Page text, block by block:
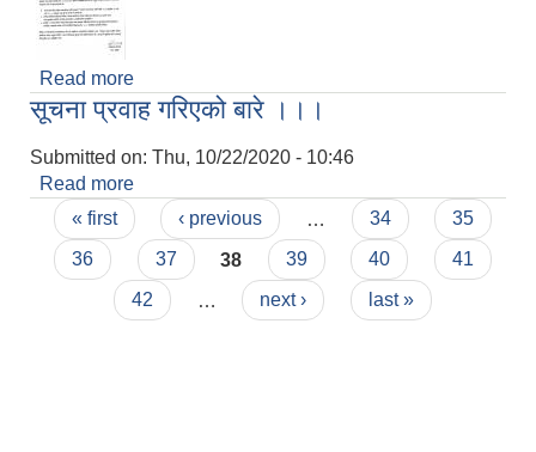
Read more
सूचना प्रवाह गरिएको बारे ।।।
Submitted on: Thu, 10/22/2020 - 10:46
Read more
Pages
« first ‹ previous 34
35
36
37 38 39 40
41
42
next › last »